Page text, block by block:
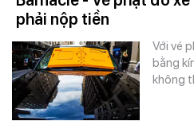
phải nộp tiền
Với vé
bằng
không